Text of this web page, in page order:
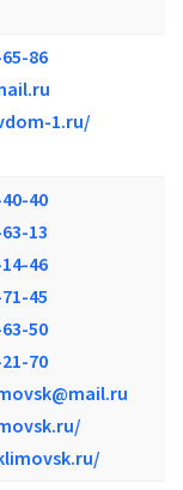
86
1.ru/
40
13
46
45
50
70